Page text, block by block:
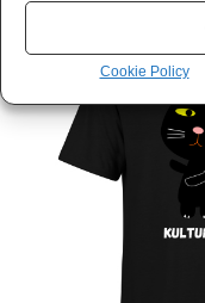
Cookie Policy